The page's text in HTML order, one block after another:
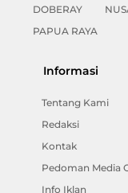
DOBERAY
PAPUA RAYA
Informasi
Tentang Kami
Redaksi
Kontak
Pedoman Media
Info Iklan